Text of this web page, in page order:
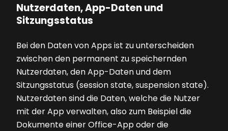
Nutzerdaten, App-Daten und
Sitzungsstatus
Bei den Daten von Apps ist zu unterscheiden
zwischen den permanent zu speichernden
Nutzerdaten, den App-Daten und dem
Sitzungsstatus (session state, suspension state).
Nutzerdaten sind die Daten, welche die Nutzer
mit der App verwalten, also zum Beispiel die
Dokumente einer Office-App oder die